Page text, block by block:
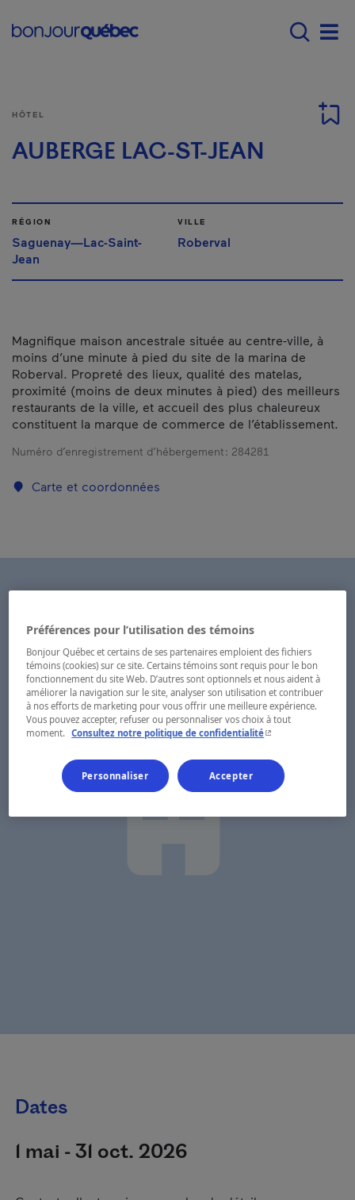
Main navigation -
HÔTEL
AUBERGE LAC-ST-JEAN
RÉGION
Saguenay—Lac-Saint-
Jean
VILLE
Roberval
Magnifique maison ancestrale située au centre-ville, à
moins d’une minute à pied du site de la marina de
Roberval. Propreté des lieux, qualité des matelas,
proximité (moins de deux minutes à pied) des meilleurs
restaurants de la ville, et accueil des plus chaleureux
constituent la marque de commerce de l’établissement.
Numéro d’enregistrement d’hébergement : 284281
Carte et coordonnées
Dates
1 mai - 31 oct. 2026
Préférences pour l’utilisation des témoins
Bonjour Québec et certains de ses partenaires emploient des fichiers
témoins (cookies) sur ce site. Certains témoins sont requis pour le bon
fonctionnement du site Web. D’autres sont optionnels et nous aident à
améliorer la navigation sur le site, analyser son utilisation et contribuer
à nos efforts de marketing pour vous offrir une meilleure expérience.
Vous pouvez accepter, refuser ou personnaliser vos choix à tout
moment.
Consultez notre politique de confidentialité- Cet hyperlien
Personnaliser Accepter